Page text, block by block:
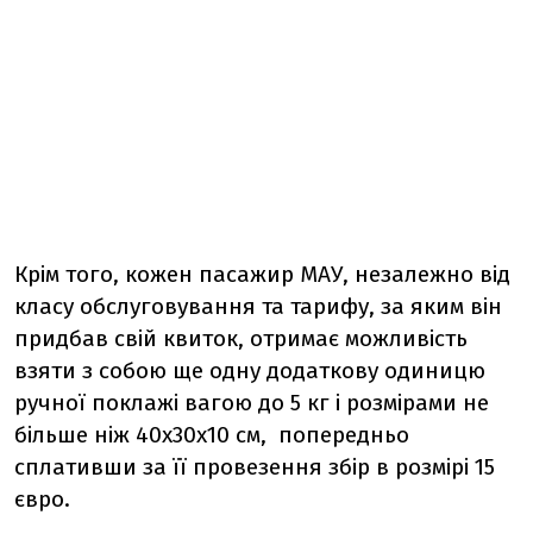
Крім того, кожен пасажир МАУ, незалежно від
класу обслуговування та тарифу, за яким він
придбав свій квиток, отримає можливість
взяти з собою ще одну додаткову одиницю
ручної поклажі вагою до 5 кг і розмірами не
більше ніж 40x30x10 см, попередньо
сплативши за її провезення збір в розмірі 15
євро.